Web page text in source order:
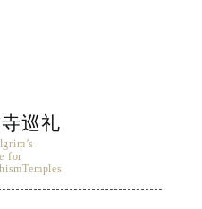
巡礼
for